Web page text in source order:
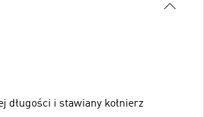
długości i stawiany kołnierz